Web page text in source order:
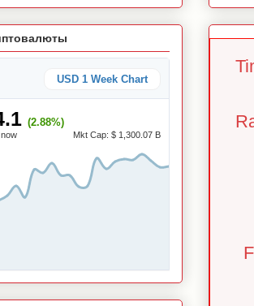
USD 1 Week Chart
(2.88%)
Mkt Cap: $ 1,300.07 B